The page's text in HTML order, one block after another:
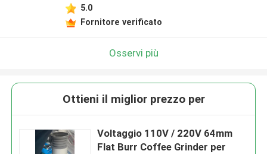
5.0
Fornitore verificato
Osservi più
Ottieni il miglior prezzo per
Voltaggio 110V / 220V 64mm
Flat Burr Coffee Grinder per